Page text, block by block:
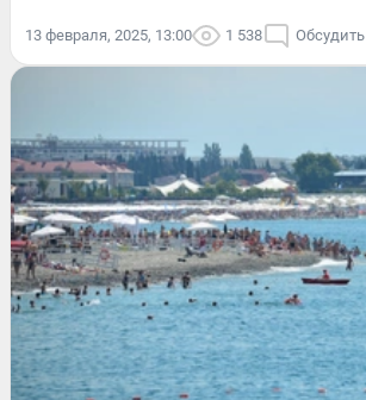
13 февраля, 2025, 13:00 1 538 Обсудить